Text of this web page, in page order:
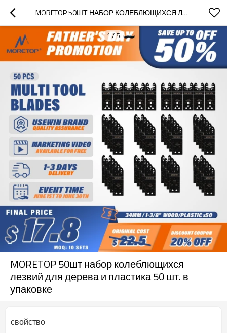
MORETOP 50ШТ НАБОР КОЛЕБЛЮЩИХСЯ ЛЕЗВИЙ ДЛЯ ДЕРЕВА И ПЛАСТИКА 50 ШТ. В УПАКОВКЕ
1/5
MORETOP 50шт набор колеблющихся
лезвий для дерева и пластика 50 шт. в
упаковке
свойство